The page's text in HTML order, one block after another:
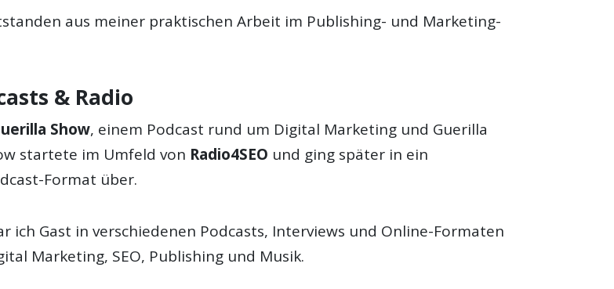
aus meiner praktischen Arbeit im Publishing- und Marketing-
& Radio
Show, einem Podcast rund um Digital Marketing und Guerilla
startete im Umfeld von Radio4SEO und ging später in ein
Format über.
ich Gast in verschiedenen Podcasts, Interviews und Online-Formaten
Marketing, SEO, Publishing und Musik.